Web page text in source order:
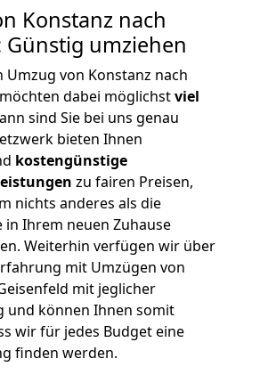
Konstanz nach
Günstig umziehen
Umzug von Konstanz nach
dabei möglichstviel
sind Sie bei uns genau
bieten Ihnen
kostengünstige
zu fairen Preisen,
nichts anderes als die
Ihrem neuen Zuhause
Weiterhin verfügen wir über
mit Umzügen von
mit jeglicher
und können Ihnen somit
wir für jedes Budget eine
finden werden.